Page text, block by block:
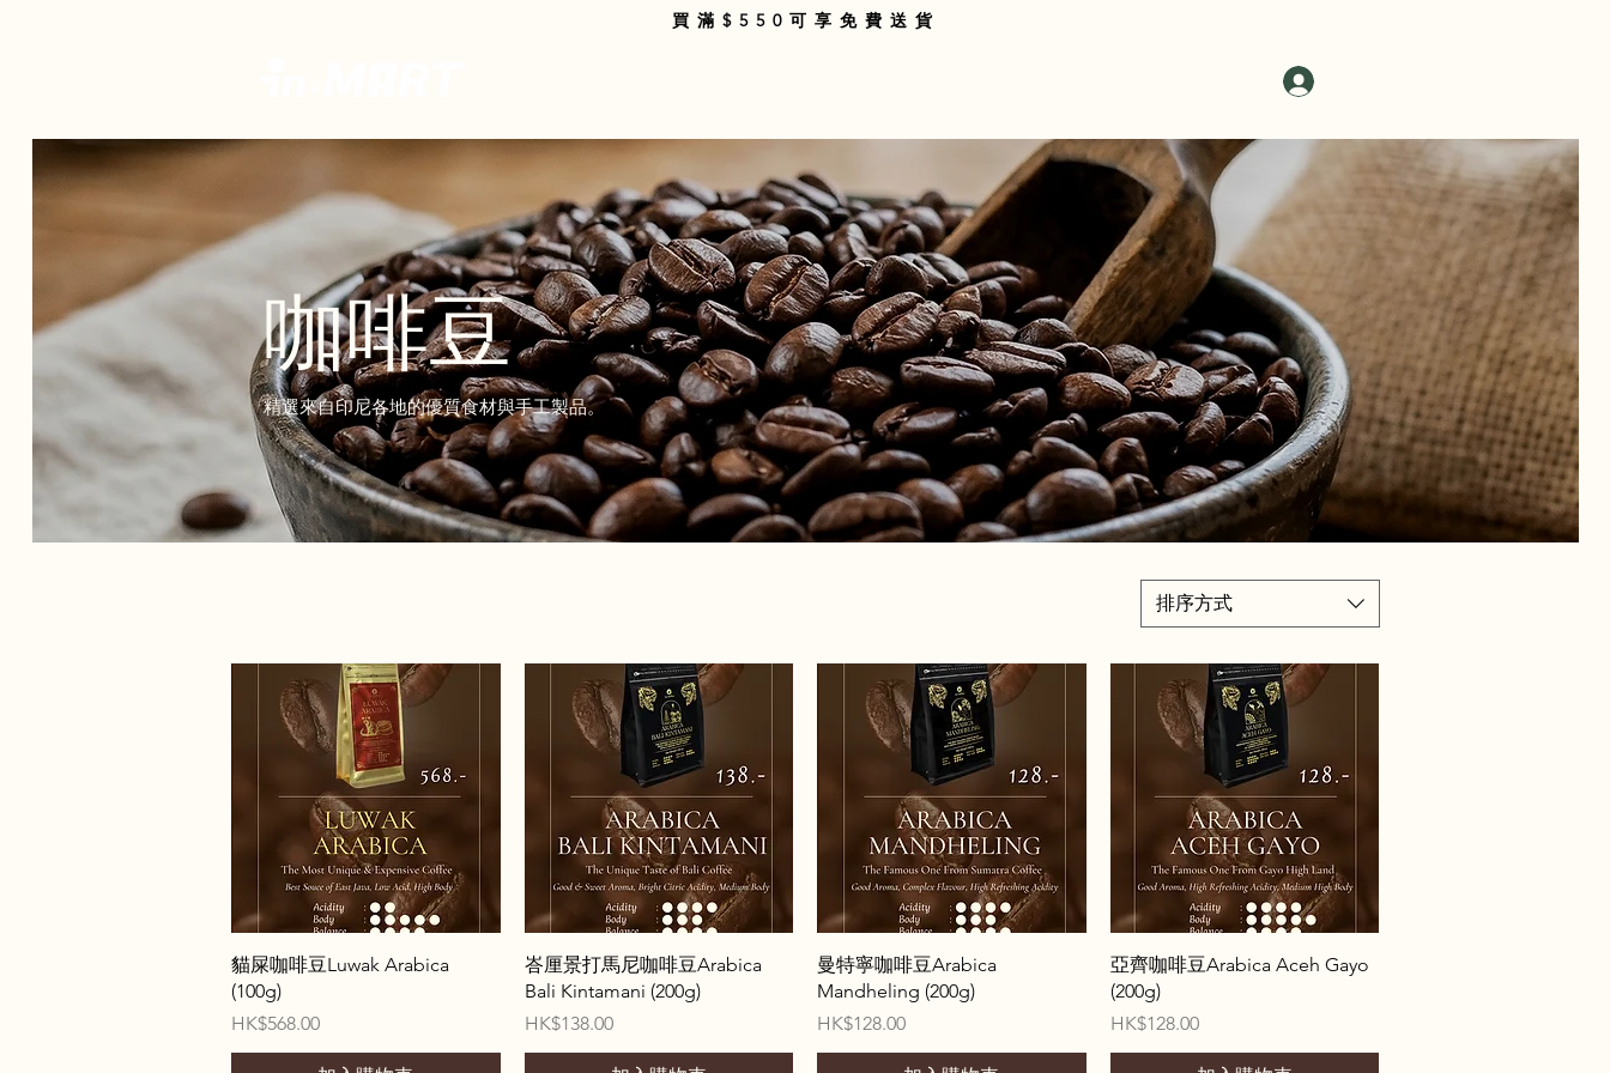
買滿$550可享免費送貨
咖啡豆
精選來自印尼各地的優質食材與手工製品。
排序方式
快速瀏覽
貓屎咖啡豆Luwak Arabica
(100g)
價格
HK$568.00
快速瀏覽
峇厘景打馬尼咖啡豆Arabica
Bali Kintamani (200g)
價格
HK$138.00
快速瀏覽
曼特寧咖啡豆Arabica
Mandheling (200g)
價格
HK$128.00
快速瀏覽
亞齊咖啡豆Arabica Aceh Gayo
(200g)
價格
HK$128.00